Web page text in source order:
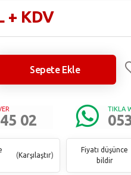
+ KDV
02
TIKLA
Sepete Ekle
(Karşılaştır)
Fiyatı düşünce
bildir